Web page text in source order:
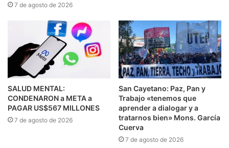
7 de agosto de 2026
SALUD MENTAL:
CONDENARON a META a
PAGAR US$567 MILLONES
7 de agosto de 2026
San Cayetano: Paz, Pan y
Trabajo «tenemos que
aprender a dialogar y a
tratarnos bien» Mons. García
Cuerva
7 de agosto de 2026